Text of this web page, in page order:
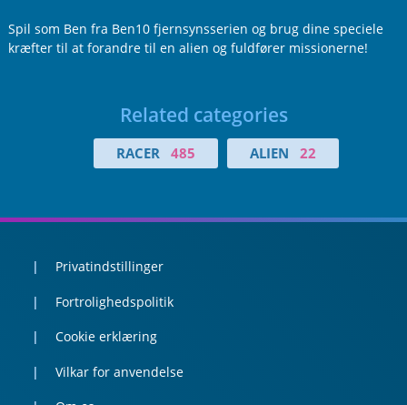
Spil som Ben fra Ben10 fjernsynsserien og brug dine speciele
kræfter til at forandre til en alien og fuldfører missionerne!
Related categories
RACER 485 ALIEN 22
Privatindstillinger
Fortrolighedspolitik
Cookie erklæring
Vilkar for anvendelse